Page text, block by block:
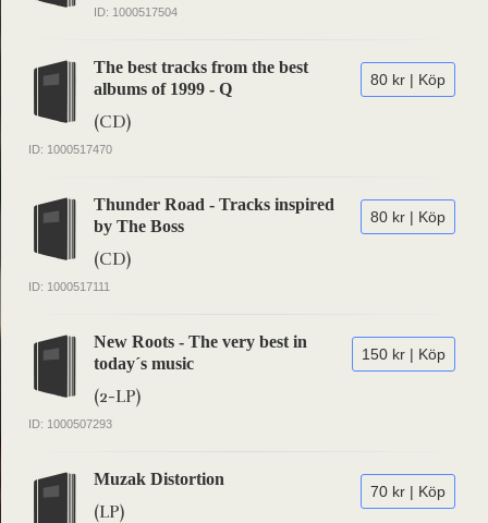
ID: 1000517504
80 kr | Köp
The best tracks from the best
albums of 1999 - Q
(CD)
ID: 1000517470
80 kr | Köp
Thunder Road - Tracks inspired
by The Boss
(CD)
ID: 1000517111
150 kr | Köp
New Roots - The very best in
today´s music
(2-LP)
ID: 1000507293
70 kr | Köp
Muzak Distortion
(LP)